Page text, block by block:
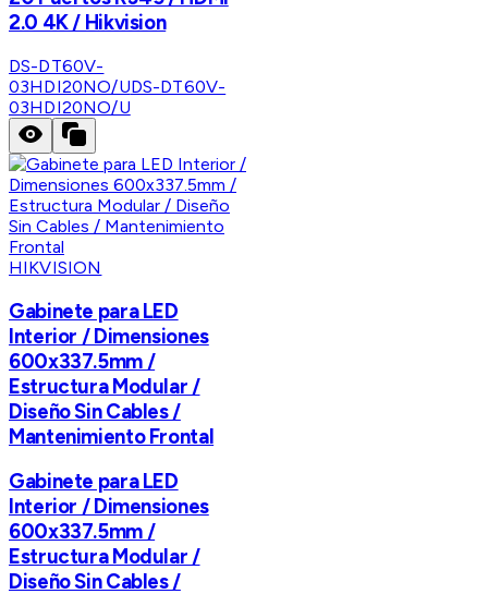
2.0 4K / Hikvision
DS-DT60V-
03HDI20NO/UDS-DT60V-
03HDI20NO/U
HIKVISION
Gabinete para LED
Interior / Dimensiones
600x337.5mm /
Estructura Modular /
Diseño Sin Cables /
Mantenimiento Frontal
Gabinete para LED
Interior / Dimensiones
600x337.5mm /
Estructura Modular /
Diseño Sin Cables /